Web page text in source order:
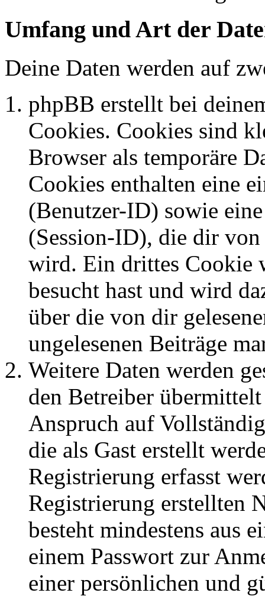
Umfang und Art der
Deine Daten werden auf
phpBB erstellt bei
Cookies. Cookies sind
Browser als temporäre
Cookies enthalten eine
(Benutzer-ID) sowie
(Session-ID), die dir
wird. Ein drittes Cookie
besucht hast und wird
über die von dir
ungelesenen Beiträge
Weitere Daten werden
den Betreiber
Anspruch auf
die als Gast erstellt
Registrierung erfasst
Registrierung erstellten
besteht mindestens aus
einem Passwort zur
einer persönlichen und